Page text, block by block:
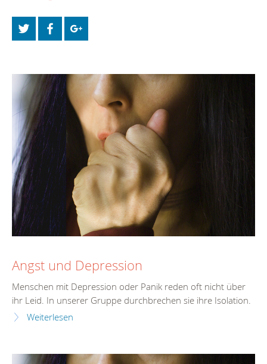
Angst und Depression
Menschen mit Depression oder Panik reden oft nicht über
ihr Leid. In unserer Gruppe durchbrechen sie ihre Isolation.
Weiterlesen